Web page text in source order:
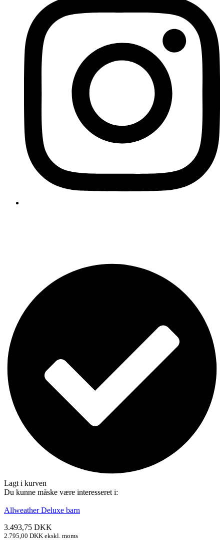
Lagt i kurven
Du kunne måske være interesseret i:
Allweather Deluxe barn
3.493,75 DKK
2.795,00 DKK ekskl. moms